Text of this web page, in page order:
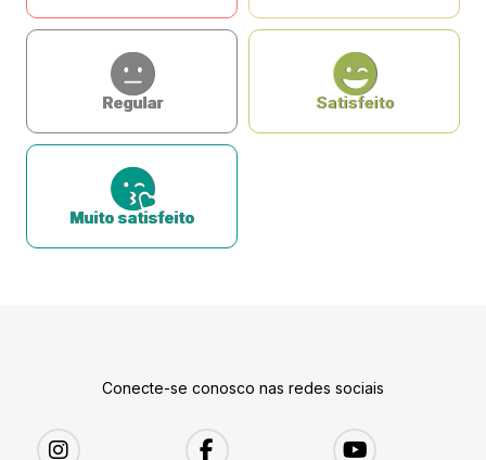
Regular Satisfeito
Muito satisfeito
Conecte-se conosco nas redes sociais